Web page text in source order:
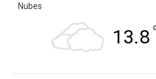
Nubes
13.8